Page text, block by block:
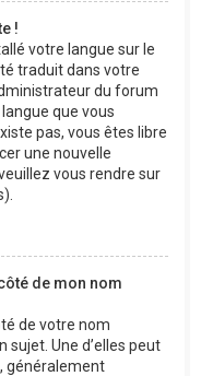
!
votre langue sur le
traduit dans votre
du forum
langue que vous
pas, vous êtes libre
une nouvelle
vous rendre sur
de mon nom
de votre nom
sujet. Une d’elles peut
généralement